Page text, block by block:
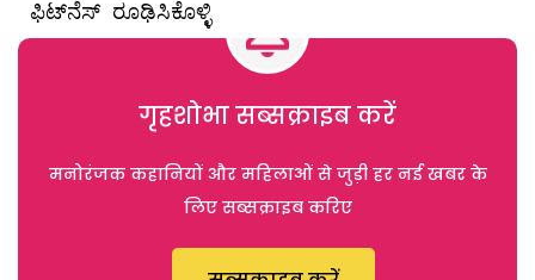
ಫಿಟ್‌ನೆಸ್‌ ರೂಢಿಸಿಕೊಳ್ಳಿ
गृहशोभा सब्सक्राइब करें
मनोरंजक कहानियों और महिलाओं से जुड़ी हर नई खबर के
लिए सब्सक्राइब करिए